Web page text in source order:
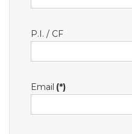
P.I. / CF
Email (*)